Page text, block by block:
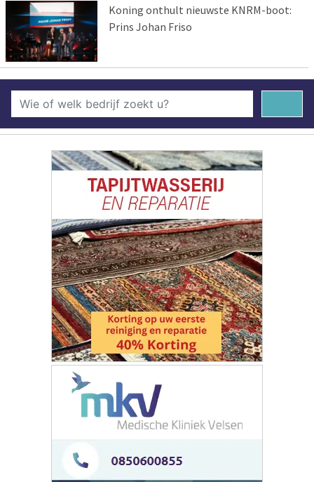
Koning onthult nieuwste KNRM-boot:
Prins Johan Friso